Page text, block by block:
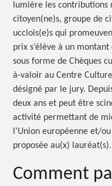
lumière les contributions
citoyen(ne)s, groupe de
ucclois(e)s qui
prix s’élève à un
sous forme de Chèques
à-valoir au Centre
désigné par le jury.
deux ans et peut être
activité permettant de
l’Union européenne et/
proposée au(x) lauréat(s).
Comment